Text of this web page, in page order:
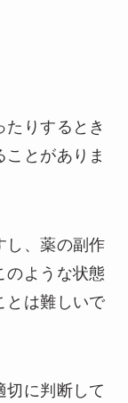
りするとき
ことがありま
し、薬の副作
のような状態
とは難しいで
切に判断して